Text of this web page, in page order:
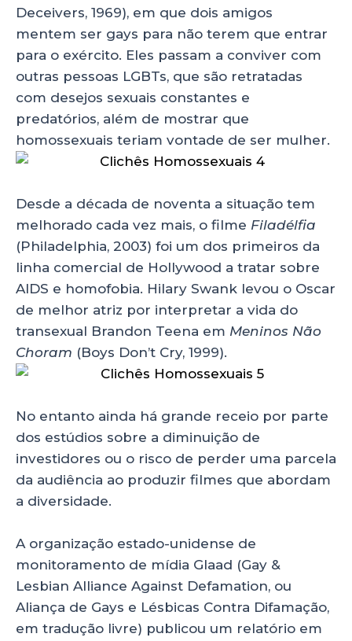
Deceivers, 1969), em que dois amigos
mentem ser gays para não terem que entrar
para o exército. Eles passam a conviver com
outras pessoas LGBTs, que são retratadas
com desejos sexuais constantes e
predatórios, além de mostrar que
homossexuais teriam vontade de ser mulher.
Desde a década de noventa a situação tem
melhorado cada vez mais, o filme Filadélfia
(Philadelphia, 2003) foi um dos primeiros da
linha comercial de Hollywood a tratar sobre
AIDS e homofobia. Hilary Swank levou o Oscar
de melhor atriz por interpretar a vida do
transexual Brandon Teena em Meninos Não
Choram (Boys Don’t Cry, 1999).
No entanto ainda há grande receio por parte
dos estúdios sobre a diminuição de
investidores ou o risco de perder uma parcela
da audiência ao produzir filmes que abordam
a diversidade.
A organização estado-unidense de
monitoramento de mídia Glaad (Gay &
Lesbian Alliance Against Defamation, ou
Aliança de Gays e Lésbicas Contra Difamação,
em tradução livre) publicou um relatório em